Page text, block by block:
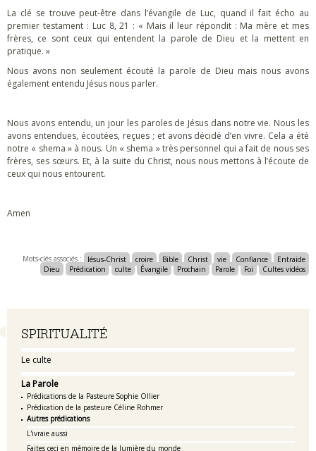
Navigation
SPIRITUALITÉ
Le culte
La Parole
Prédications de la Pasteure Sophie Ollier
Prédication de la pasteure Céline Rohmer
Autres prédications
L'ivraie aussi
Faites ceci en mémoire de la lumière du monde
La clé se trouve peut-être dans l’évangile de Luc, quand il fait écho au
premier testament : Luc 8, 21 : « Mais il leur répondit : Ma mère et mes
frères, ce sont ceux qui entendent la parole de Dieu et la mettent en
pratique. »
Nous avons non seulement écouté la parole de Dieu mais nous avons
également entendu Jésus nous parler.
Nous avons entendu, un jour les paroles de Jésus dans notre vie. Nous les
avons entendues, écoutées, reçues ; et avons décidé d’en vivre. Cela a été
notre « shema » à nous. Un « shema » très personnel qui a fait de nous ses
frères, ses sœurs. Et, à la suite du Christ, nous nous mettons à l’écoute de
ceux qui nous entourent.
Amen
Mots-clés associés : Jésus-Christ croire Bible Christ vie Confiance
Entraide
Dieu
Prédication culte Évangile Prochain Parole Foi Cultes vidéos